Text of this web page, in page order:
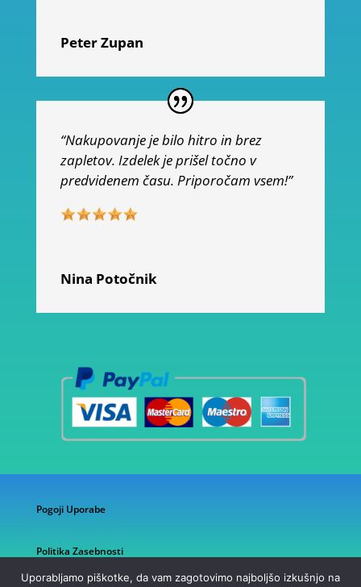
Peter Zupan
“Nakupovanje je bilo hitro in brez
zapletov. Izdelek je prišel točno v
predvidenem času. Priporočam vsem!”
Nina Potočnik
Pogoji Uporabe
Politika Zasebnosti
Uporabljamo piškotke, da vam zagotovimo najboljšo izkušnjo na